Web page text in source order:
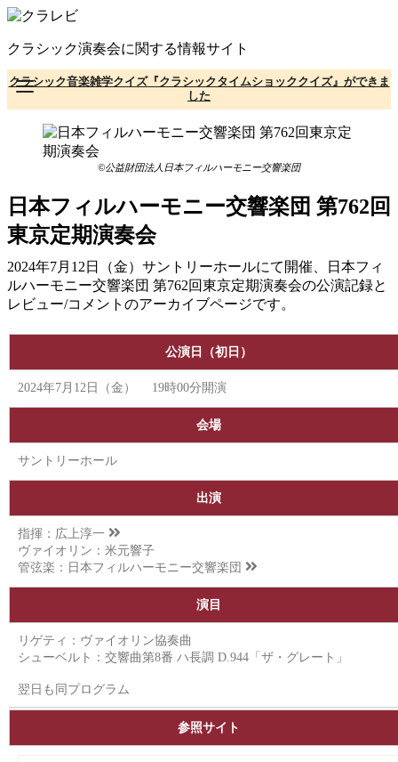
コ
テ
ン
ツ
へ
クラシック演奏会に関する情報サイト
クラシック音楽雑学クイズ『クラシックタイムショッククイズ』ができま
した
©公益財団法人日本フィルハーモニー交響楽団
日本フィルハーモニー交響楽団 第762回
東京定期演奏会
2024年7月12日（金）サントリーホールにて開催、日本フィ
ルハーモニー交響楽団 第762回東京定期演奏会の公演記録と
レビュー/コメントのアーカイブページです。
公演日（初日）
2024年7月12日（金） 19時00分開演
会場
サントリーホール
出演
指揮： 広上淳一
ヴァイオリン：米元響子
管弦楽： 日本フィルハーモニー交響楽団
演目
リゲティ：ヴァイオリン協奏曲
シューベルト：交響曲第8番 ハ長調 D.944「ザ・グレート」
翌日も同プログラム
参照サイト